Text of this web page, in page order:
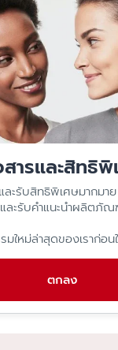
ปริมาณไม่พอ ไม่ทาซ้ำ
ากสกินแคร์และการอักเ
ต่างจากฝ้ายังไง?
ตามตำแหน่งสิวเดิม”
ดและฮอร์โมนมากกว่า
านานแค่ไหนกว่าจะ
งเมื่อดูแลสม่ำเสมอและคุ
ยและการกระตุ้นซ้ำ
รอย ควรทำอะไรคู่
การระคายเคือง + อย่า
ม?
แต่มีโอกาสระคายเคือ
ลของแพทย์หรือผู้เชี่ยวช
ายกว่าคนอื่น?
ความไวแดด ฮอร์โม
คืองสะสม
ถ้าอยากให้รอยจาง
การแกะสิว การใช้ของ
งไง?
ซ้ำได้ไหม?
ารและสิทธิพิ
ละรับสิทธิพิเศษมากมาย
ะรับคำแนะนำผลิตภัณ
มใหม่ล่าสุดของเราก่อน
ตกลง